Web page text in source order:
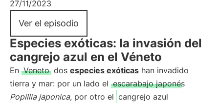
27/11/2023
Ver el episodio
Especies exóticas: la invasión del
cangrejo azul en el Véneto
En Veneto dos especies exóticas han invadido
tierra y mar: por un lado el escarabajo japonés
Popillia japonica, por otro el cangrejo azul